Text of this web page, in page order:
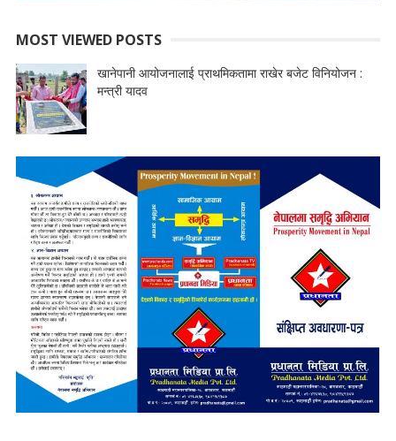
MOST VIEWED POSTS
खानेपानी आयोजनालाई प्राथमिकतामा राखेर बजेट विनियोजन :
मन्त्री यादव